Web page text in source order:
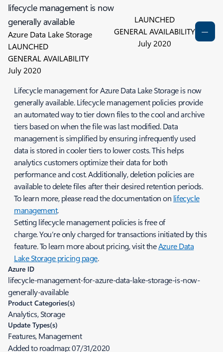
lifecycle management is now
generally available
Azure Data Lake Storage
LAUNCHED
GENERAL AVAILABILITY
July 2020
LAUNCHED
GENERAL AVAILABILITY
July 2020
Lifecycle management for Azure Data Lake Storage is now
generally available. Lifecycle management policies provide
an automated way to tier down files to the cool and archive
tiers based on when the file was last modified. Data
management is simplified by ensuring infrequently used
data is stored in cooler tiers to lower costs. This helps
analytics customers optimize their data for both
performance and cost. Additionally, deletion policies are
available to delete files after their desired retention periods.
To learn more, please read the documentation on lifecycle
management.
Setting lifecycle management policies is free of
charge. You’re only charged for transactions initiated by this
feature. To learn more about pricing, visit theAzure Data
Lake Storage pricing page.
Azure ID
lifecycle-management-for-azure-data-lake-storage-is-now-
generally-available
Product Categories(s)
Analytics, Storage
Update Types(s)
Features, Management
Added to roadmap:07/31/2020